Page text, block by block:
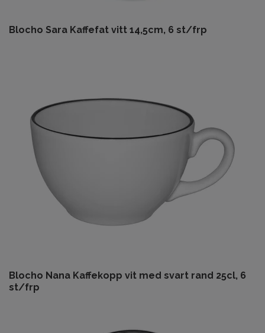
Blocho Sara Kaffefat vitt 14,5cm, 6 st/frp
Blocho Nana Kaffekopp vit med svart rand 25cl, 6
st/frp